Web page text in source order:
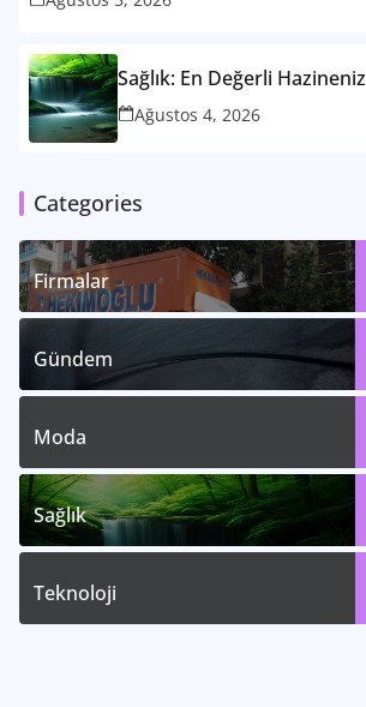
Sağlık: En Değerli Hazineniz
Ağustos 4, 2026
Categories
Firmalar
Gündem
Moda
Sağlık
Teknoloji